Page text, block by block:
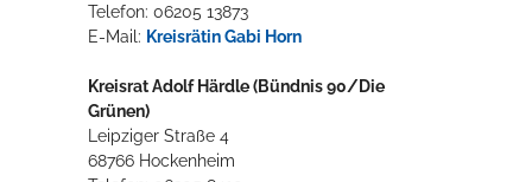
Erleben in Hockenheim
Wellenbecken oder doch lieber die pure Entspannung auf der
Sprudelliege im Solebecken?
mehr dazu...
Telefon: 06205 13873
E-Mail: Kreisrätin Gabi Horn
Kreisrat Adolf Härdle (Bündnis 90/Die
Grünen)
Leipziger Straße 4
68766 Hockenheim